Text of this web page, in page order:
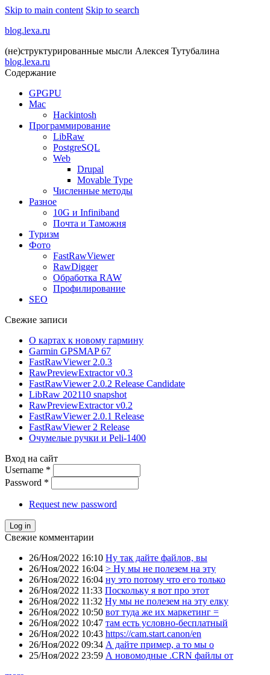
Skip to main content Skip to search
blog.lexa.ru
(не)структурированные мысли Алексея Тутубалина
blog.lexa.ru
Содержание
GPGPU
Mac
Hackintosh
Программирование
LibRaw
PostgreSQL
Web
Drupal
Movable Type
Численные методы
Разное
10G и Infiniband
Почта и Таможня
Туризм
Фото
FastRawViewer
RawDigger
Обработка RAW
Профилирование
SEO
Свежие записи
О картах к новому гармину
Garmin GPSMAP 67
FastRawViewer 2.0.3
RawPreviewExtractor v0.3
FastRawViewer 2.0.2 Release Candidate
LibRaw 202110 snapshot
RawPreviewExtractor v0.2
FastRawViewer 2.0.1 Release
FastRawViewer 2 Release
Очумелые ручки и Peli-1400
Вход на сайт
Username *
Password *
Request new password
Свежие комментарии
26/Ноя/2022 16:10 Ну так дайте файлов, вы
26/Ноя/2022 16:04 > Ну мы не полезем на эту
26/Ноя/2022 16:04 ну это потому что его только
26/Ноя/2022 11:33 Поскольку я вот про этот
26/Ноя/2022 11:32 Ну мы не полезем на эту елку
26/Ноя/2022 10:50 вот туда же их маркетинг =
26/Ноя/2022 10:47 там есть условно-бесплатный
26/Ноя/2022 10:43 https://cam.start.canon/en
26/Ноя/2022 09:34 А дайте пример, а то мы о
25/Ноя/2022 23:59 А новомодные .CRN файлы от